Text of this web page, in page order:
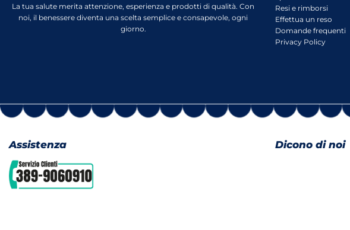
La tua salute merita attenzione, esperienza e prodotti di qualità. Con
noi, il benessere diventa una scelta semplice e consapevole, ogni
giorno.
Resi e rimborsi
Effettua un reso
Domande frequenti
Privacy Policy
Assistenza Dicono di noi